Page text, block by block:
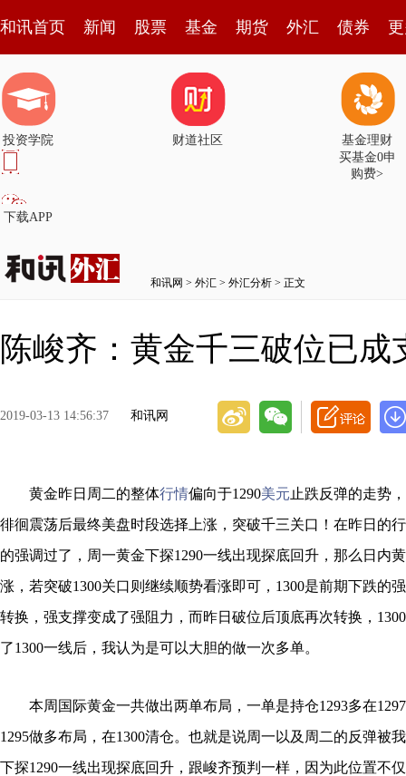
和讯首页 新闻 股票 基金 期货 外汇 债券
投资学院 财道社区
基金理财
买基金0申
购费>
下载APP
和讯网 > 外汇 > 外汇分析 > 正文
陈峻齐：黄金千三破位已
2019-03-13 14:56:37 和讯网
黄金昨日周二的整体行情偏向于1290美元 止跌反弹的走势
徘徊震荡后最终美盘时段选择上涨，突破千三关口！在昨日的
的强调过了，周一黄金下探1290一线出现探底回升，那么日内
涨，若突破1300关口则继续顺势看涨即可，1300是前期下跌的
转换，强支撑变成了强阻力，而昨日破位后顶底再次转换，
了1300一线后，我认为是可以大胆的做一次多单。
本周国际黄金一共做出两单布局，一单是持仓1293多在
1295做多布局，在1300清仓。也就是说周一以及周二的反弹被
下探1290一线出现探底回升，跟峻齐预判一样，因为此位置不